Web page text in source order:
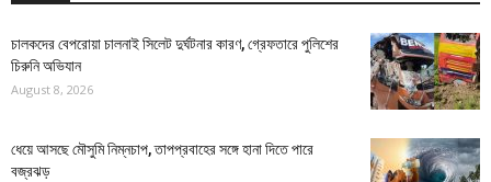
চালকদের বেপরোয়া চালনাই সিলেট দুর্ঘটনার কারণ, গ্রেফতারে পুলিশের
চিরুনি অভিযান
August 8, 2026
ধেয়ে আসছে মৌসুমি নিম্নচাপ, তাপপ্রবাহের সঙ্গে হানা দিতে পারে
বজ্রঝড়